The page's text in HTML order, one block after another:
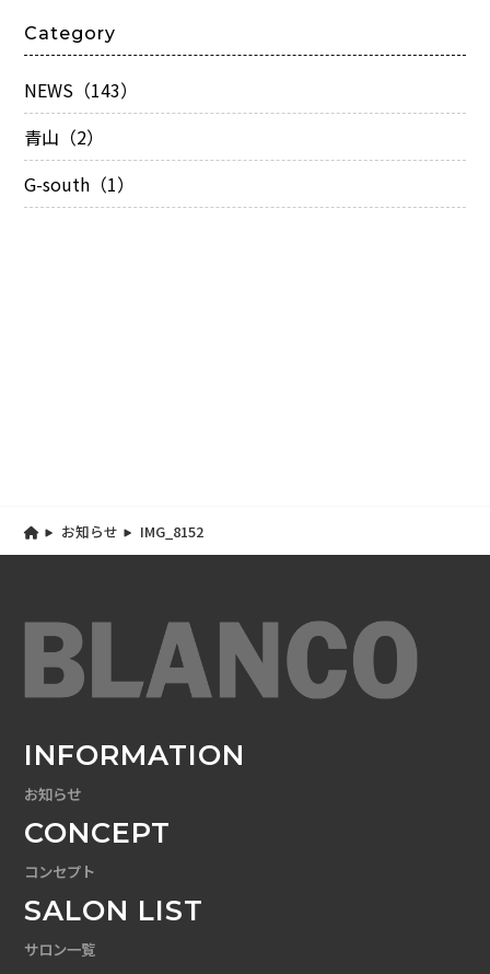
Category
NEWS（143）
青山（2）
G-south（1）
お知らせ IMG_8152
INFORMATION
お知らせ
CONCEPT
コンセプト
SALON LIST
サロン一覧